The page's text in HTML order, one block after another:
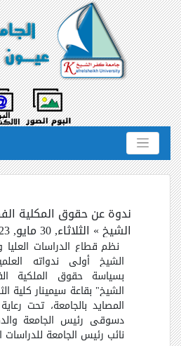
ندوة عن حقوق المكلية
الشيخ » الثلاثاء, 30 مايو, 2023 - 5:59 م
نظم قطاع الدراسات
الشيخ أولى ندواته
بسياسة حقوق الملكية
الشيخ" بقاعة سيمينار كلية
المصايد بالجامعة، تحت
دسوقى رئيس الجامعة
نائب رئيس الجامعة للدراسات